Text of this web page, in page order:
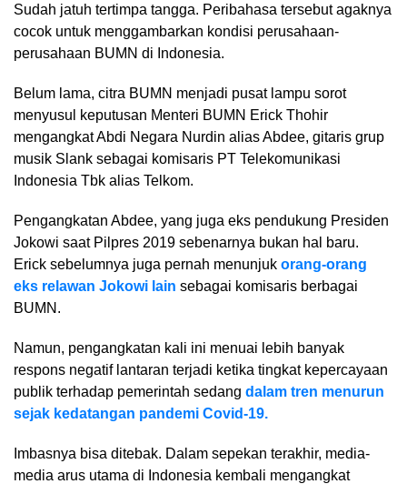
Sudah jatuh tertimpa tangga. Peribahasa tersebut agaknya
cocok untuk menggambarkan kondisi perusahaan-
perusahaan BUMN di Indonesia.
Belum lama, citra BUMN menjadi pusat lampu sorot
menyusul keputusan Menteri BUMN Erick Thohir
mengangkat Abdi Negara Nurdin alias Abdee, gitaris grup
musik Slank sebagai komisaris PT Telekomunikasi
Indonesia Tbk alias Telkom.
Pengangkatan Abdee, yang juga eks pendukung Presiden
Jokowi saat Pilpres 2019 sebenarnya bukan hal baru.
Erick sebelumnya juga pernah menunjuk orang-orang
eks relawan Jokowi lain sebagai komisaris berbagai
BUMN.
Namun, pengangkatan kali ini menuai lebih banyak
respons negatif lantaran terjadi ketika tingkat kepercayaan
publik terhadap pemerintah sedang dalam tren menurun
sejak kedatangan pandemi Covid-19.
Imbasnya bisa ditebak. Dalam sepekan terakhir, media-
media arus utama di Indonesia kembali mengangkat